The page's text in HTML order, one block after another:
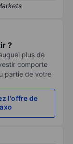
?
plus de
comporte
partie de votre
l'offre de